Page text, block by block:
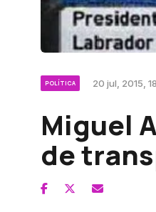
POLÍTICA 20 jul, 2015,
Miguel
de